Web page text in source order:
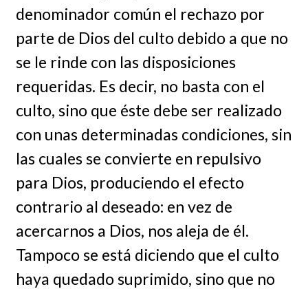
denominador común el rechazo por
parte de Dios del culto debido a que no
se le rinde con las disposiciones
requeridas. Es decir, no basta con el
culto, sino que éste debe ser realizado
con unas determinadas condiciones, sin
las cuales se convierte en repulsivo
para Dios, produciendo el efecto
contrario al deseado: en vez de
acercarnos a Dios, nos aleja de él.
Tampoco se está diciendo que el culto
haya quedado suprimido, sino que no